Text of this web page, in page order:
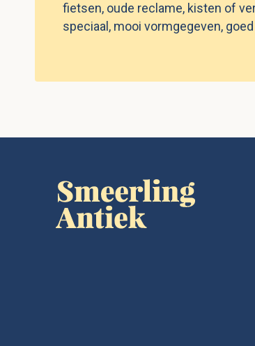
fietsen, oude reclame, kisten of
speciaal, mooi vormgegeven,